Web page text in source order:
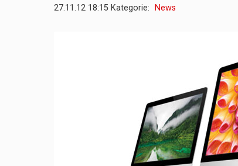
27.11.12 18:15 Kategorie: News